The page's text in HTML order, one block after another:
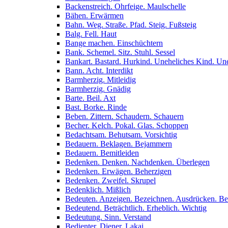
Backenstreich. Ohrfeige. Maulschelle
Bähen. Erwärmen
Bahn. Weg. Straße. Pfad. Steig. Fußsteig
Balg. Fell. Haut
Bange machen. Einschüchtern
Bank. Schemel. Sitz. Stuhl. Sessel
Bankart. Bastard. Hurkind. Uneheliches Kind.
Bann. Acht. Interdikt
Barmherzig. Mitleidig
Barmherzig. Gnädig
Barte. Beil. Axt
Bast. Borke. Rinde
Beben. Zittern. Schaudern. Schauern
Becher. Kelch. Pokal. Glas. Schoppen
Bedachtsam. Behutsam. Vorsichtig
Bedauern. Beklagen. Bejammern
Bedauern. Bemitleiden
Bedenken. Denken. Nachdenken. Überlegen
Bedenken. Erwägen. Beherzigen
Bedenken. Zweifel. Skrupel
Bedenklich. Mißlich
Bedeuten. Anzeigen. Bezeichnen. Ausdrücken.
Bedeutend. Beträchtlich. Erheblich. Wichtig
Bedeutung. Sinn. Verstand
Bedienter. Diener. Lakai